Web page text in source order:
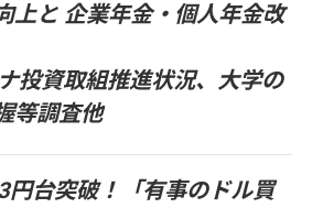
上と 企業年金・個人年金改
投資取組推進状況、大学の
等調査他
円台突破！「有事のドル買